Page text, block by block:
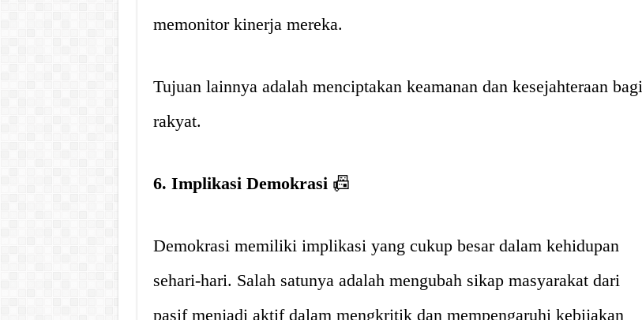
memonitor kinerja mereka.
Tujuan lainnya adalah menciptakan keamanan dan kesejahteraan bagi
rakyat.
6. Implikasi Demokrasi 📠
Demokrasi memiliki implikasi yang cukup besar dalam kehidupan
sehari-hari. Salah satunya adalah mengubah sikap masyarakat dari
pasif menjadi aktif dalam mengkritik dan mempengaruhi kebijakan